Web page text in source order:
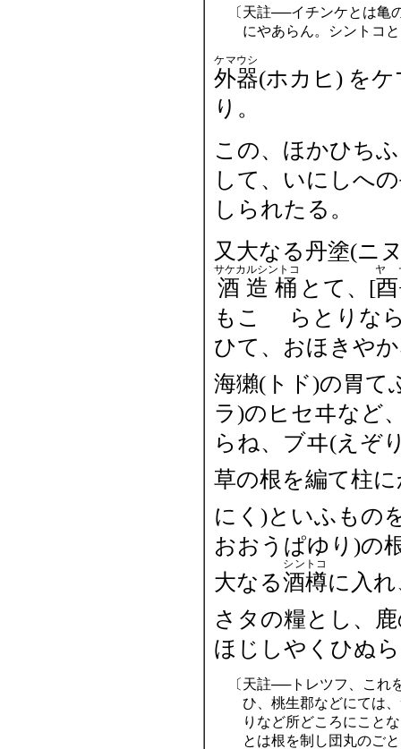
〔 天註──イチンケとは亀
にやあらん。シントコ
外器
ケマウシ
(ホカヒ) を
り。
この、ほかひち
して、いにしへ
しられたる。
又大なる丹塗(ニ
酒造桶
サケカルシントコ
とて、 [
ヤ
もこゝ らとりな
ひて、おほきや
海獺(トド)の胃て
ラ)のヒセヰなど
らね、ブヰ(えぞ
草の根を編て柱
にく)といふもの
おおうぱゆり)の
大なる酒樽
シントコ
に入
さタの糧とし、
ほじしやくひぬ
〔 天註──トレツフ、これ
ひ、桃生郡などにては
りなど所どころにこと
とは根を制し団丸のご